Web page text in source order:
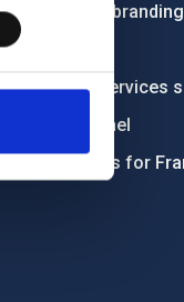
Institutional branding
RSS
Electronic services
Ethics channel
Condolences for